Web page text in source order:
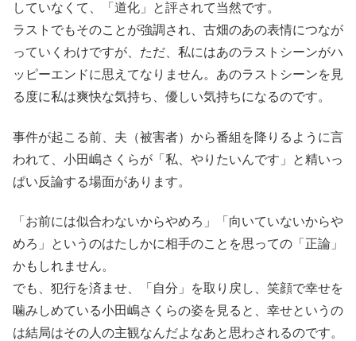
していなくて、「道化」と評されて当然です。
ラストでもそのことが強調され、古畑のあの表情につなが
っていくわけですが、ただ、私にはあのラストシーンがハ
ッピーエンドに思えてなりません。あのラストシーンを見
る度に私は爽快な気持ち、優しい気持ちになるのです。
事件が起こる前、夫（被害者）から番組を降りるように言
われて、小田嶋さくらが「私、やりたいんです」と精いっ
ぱい反論する場面があります。
「お前には似合わないからやめろ」「向いていないからや
めろ」というのはたしかに相手のことを思っての「正論」
かもしれません。
でも、犯行を済ませ、「自分」を取り戻し、笑顔で幸せを
噛みしめている小田嶋さくらの姿を見ると、幸せというの
は結局はその人の主観なんだよなあと思わされるのです。